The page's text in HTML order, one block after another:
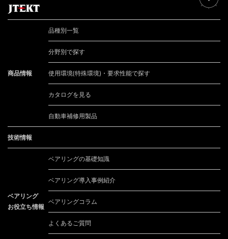
商品情報
品種別一覧
分野別で探す
使用環境(特殊環境)・要求性能で探す
カタログを見る
自動車補修用製品
技術情報
ベアリング
お役立ち情報
ベアリングの基礎知識
ベアリング導入事例紹介
ベアリングコラム
よくあるご質問